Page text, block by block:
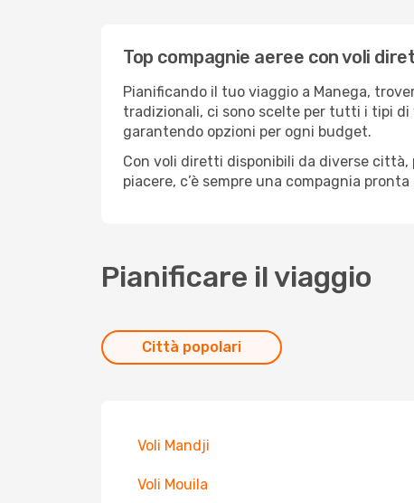
Top compagnie aeree con voli
Pianificando il tuo viaggio a Manega,
tradizionali, ci sono scelte per tutti i tipi di
garantendo opzioni per ogni budget.
Con voli diretti disponibili da diverse città,
piacere, c’è sempre una compagnia
Pianificare il viaggio
Città popolari
Voli Mandji
Voli Mouila